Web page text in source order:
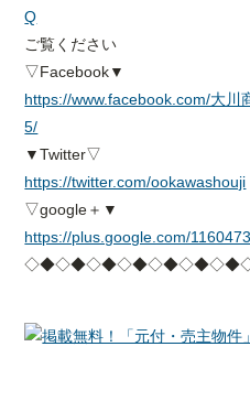
Q
ご覧ください
▽Facebook▼
https://www.facebook.com/大川
5/
▼Twitter▽
https://twitter.com/ookawashouji
▽google＋▼
https://plus.google.com/